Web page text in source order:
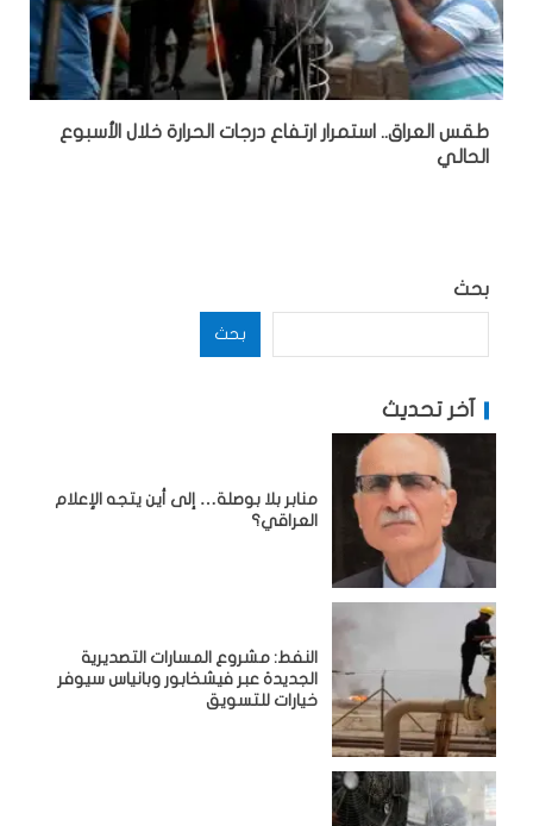
طقس العراق.. استمرار ارتفاع درجات الحرارة خلال الأسبوع
الحالي
بحث
بحث
آخر تحديث
منابر بلا بوصلة… إلى أين يتجه الإعلام
العراقي؟
النفط: مشروع المسارات التصديرية
الجديدة عبر فيشخابور وبانياس سيوفر
خيارات للتسويق